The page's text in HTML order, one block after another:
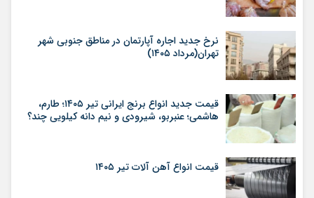
نرخ جدید اجاره آپارتمان در مناطق جنوبی شهر
تهران(مرداد ۱۴۰۵)
قیمت جدید انواع برنج ایرانی تیر ۱۴۰۵؛ طارم،
هاشمی؛ عنبربو، شیرودی و نیم دانه کیلویی چند؟
قیمت انواع آهن آلات تیر ۱۴۰۵